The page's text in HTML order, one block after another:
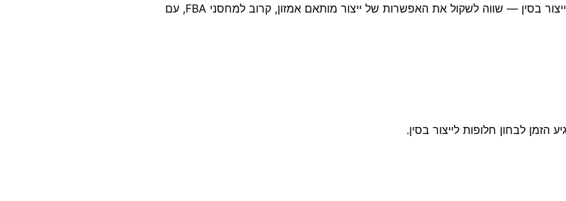
אם אתה מוכר אמזון שחושב קדימה, שוקל לבדוק כיוונים חדשים ולבחון חלופות לייצור בסין — שווה לשקול את האפשרות של ייצור מותאם אמזון, קרוב למחסני FBA, עם
הזמן לבחון חלופות לייצור בסין.